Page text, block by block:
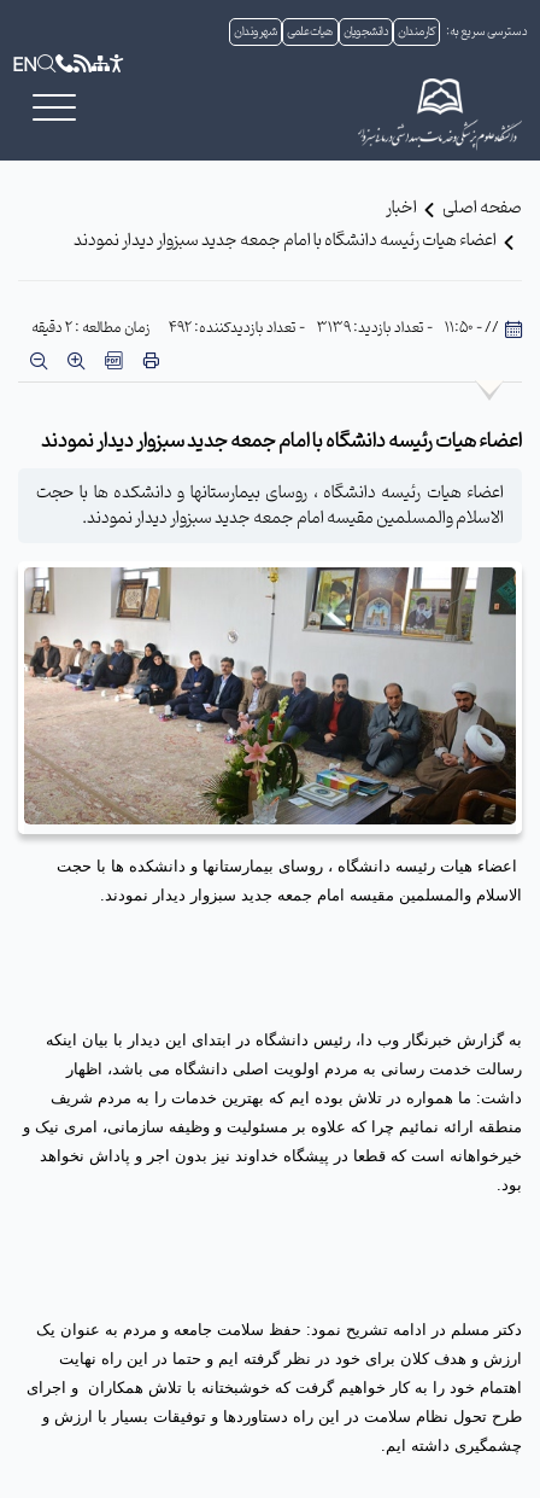
دسترسی سریع به: کارمندان دانشجویان هیات علمی شهروندان
EN
صفحه اصلی
اخبار
اعضاء هیات رئیسه دانشگاه با امام جمعه جدید سبزوار دیدار نمودند
// - 11:50 - تعداد بازدید: 3139 - تعداد بازدیدکننده: 492 زمان مطالعه : 2 دقیقه
اعضاء هیات رئیسه دانشگاه با امام جمعه جدید سبزوار دیدار نمودند
اعضاء هیات رئیسه دانشگاه ، روسای بیمارستانها و دانشکده ها با حجت
الاسلام والمسلمین مقیسه امام جمعه جدید سبزوار دیدار نمودند.
اعضاء هیات رئیسه دانشگاه ، روسای بیمارستانها و دانشکده ها با حجت
الاسلام والمسلمین مقیسه امام جمعه جدید سبزوار دیدار نمودند.
به گزارش خبرنگار وب دا، رئیس دانشگاه در ابتدای این دیدار با بیان اینکه
رسالت خدمت رسانی به مردم اولویت اصلی دانشگاه می باشد، اظهار
داشت: ما همواره در تلاش بوده ایم که بهترین خدمات را به مردم شریف
منطقه ارائه نمائیم چرا که علاوه بر مسئولیت و وظیفه سازمانی، امری نیک و
خیرخواهانه است که قطعا در پیشگاه خداوند نیز بدون اجر و پاداش نخواهد
بود.
دکتر مسلم در ادامه تشریح نمود: حفظ سلامت جامعه و مردم به عنوان یک
ارزش و هدف کلان برای خود در نظر گرفته ایم و حتما در این راه نهایت
اهتمام خود را به کار خواهیم گرفت که خوشبختانه با تلاش همکاران و اجرای
طرح تحول نظام سلامت در این راه دستاوردها و توفیقات بسیار با ارزش و
چشمگیری داشته ایم.